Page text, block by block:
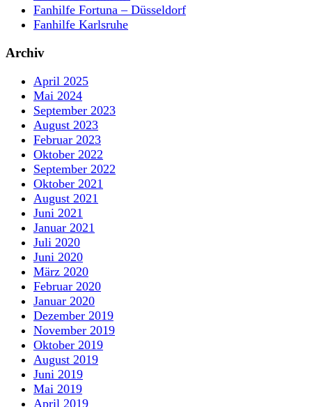
Fanhilfe Fortuna – Düsseldorf
Fanhilfe Karlsruhe
Archiv
April 2025
Mai 2024
September 2023
August 2023
Februar 2023
Oktober 2022
September 2022
Oktober 2021
August 2021
Juni 2021
Januar 2021
Juli 2020
Juni 2020
März 2020
Februar 2020
Januar 2020
Dezember 2019
November 2019
Oktober 2019
August 2019
Juni 2019
Mai 2019
April 2019